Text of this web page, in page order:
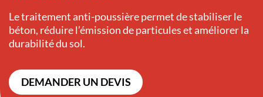
Le traitement anti-poussière permet de stabiliser le
béton, réduire l’émission de particules et améliorer la
durabilité du sol.
DEMANDER UN DEVIS